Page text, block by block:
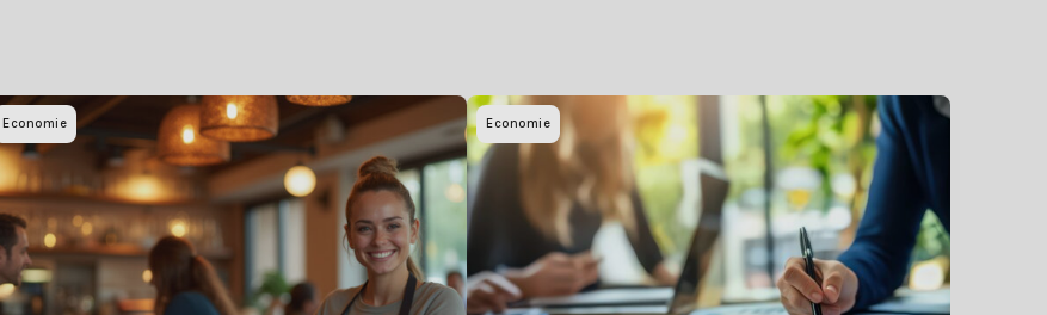
Economie Economie